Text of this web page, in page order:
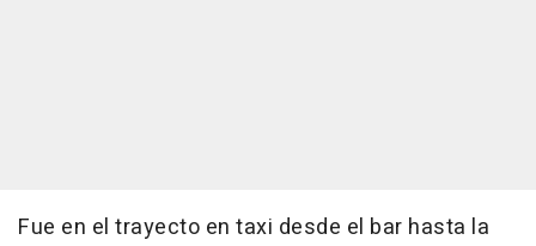
Fue en el trayecto en taxi desde el bar hasta la